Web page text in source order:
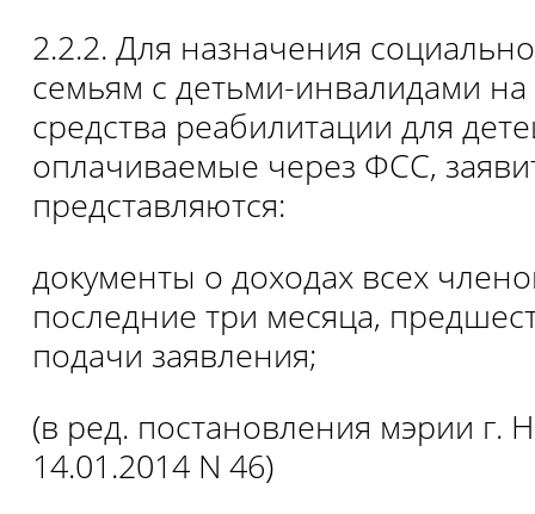
2.2.2. Для назначения
семьям с детьми-инвалидами на
средства реабилитации для
оплачиваемые через ФСС,
представляются:
документы о доходах всех
последние три месяца,
подачи заявления;
(в ред. постановления мэрии г.
14.01.2014 N 46)